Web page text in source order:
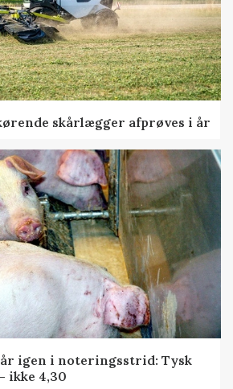
skårlægger afprøves i år
igen i noteringsstrid: Tysk
ikke 4,30